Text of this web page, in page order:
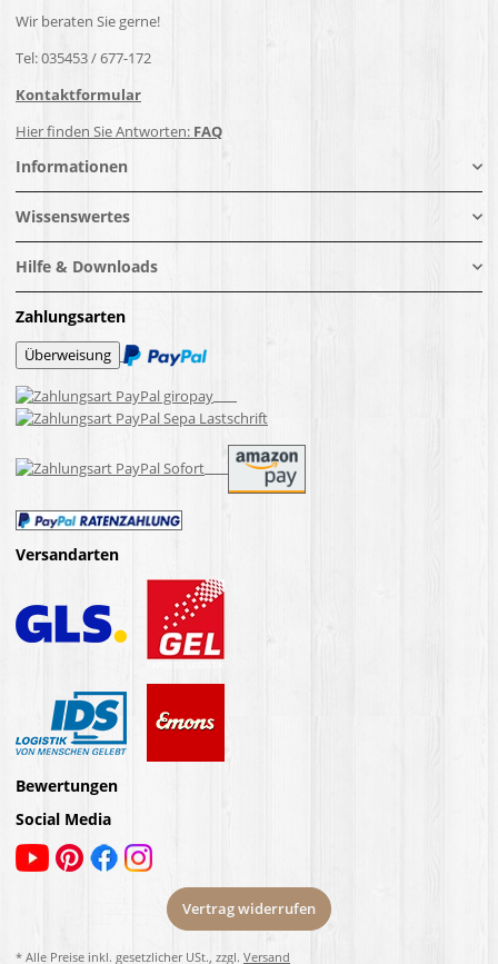
Wir beraten Sie gerne!
Tel: 035453 / 677-172
Kontaktformular
Hier finden Sie Antworten: FAQ
Informationen
Wissenswertes
Hilfe & Downloads
Zahlungsarten
Versandarten
Bewertungen
Social Media
Vertrag widerrufen
* Alle Preise inkl. gesetzlicher USt., zzgl. Versand